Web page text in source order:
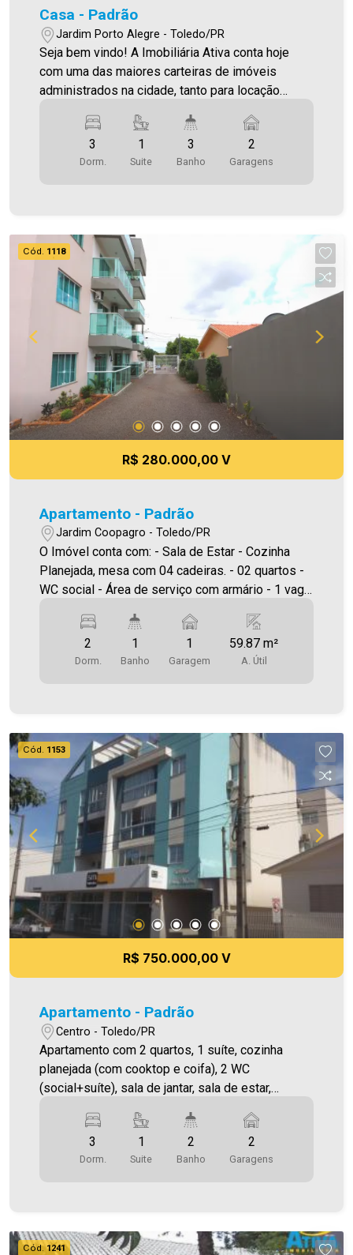
Casa - Padrão
Jardim Porto Alegre - Toledo/PR
Seja bem vindo! A Imobiliária Ativa conta hoje
com uma das maiores carteiras de imóveis
administrados na cidade, tanto para locação
opções! Casa Localizada no Jardim Porto Alegre.
O Imóvel conta com: - Sala de Estar - Cozinha
planejada - Sala de jantar - 02 Quartos - 01 Suíte -
oportunidade! A hora de encontrar o seu novo lar
É AGORA! Imobiliária Ativa, sinta-se em casa!
3
Dorm.
1
Suite
3
Banho
2
Garagens
Cód. 1118
R$ 280.000,00 V
Apartamento - Padrão
Jardim Coopagro - Toledo/PR
O Imóvel conta com: - Sala de Estar - Cozinha
Planejada, mesa com 04 cadeiras. - 02 quartos -
WC social - Área de serviço com armário - 1 vaga
imóvel com ótima ventilação Próximo a Posto de
saúde , escola, supermercado e Hospital *Portão
Eletrônico Área privativa 53,45 m² A Imobiliária
Aproveite essa oportunidade, agende uma visita!
Imobiliária Ativa | Sinta-se em casa! - As
informações aqui prestadas são verdadeiras,
todavia, reservamo-nos o direito de corrigir
qualquer erro de digitação e/ou ortografia, bem
como alteração dos preços e imagens. Fotos
meramente ilustrativas.
2
Dorm.
1
Banho
1
Garagem
59.87 m²
A. Útil
Cód. 1153
R$ 750.000,00 V
Apartamento - Padrão
Centro - Toledo/PR
Apartamento com 2 quartos, 1 suíte, cozinha
planejada (com cooktop e coifa), 2 WC
(social+suíte), sala de jantar, sala de estar,
elevador e 2 vagas de garagem cobertas.
3
Dorm.
1
Suite
2
Banho
2
Garagens
Cód.1241